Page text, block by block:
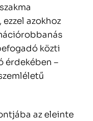
azokhoz
közti
érdekében –
az eleinte